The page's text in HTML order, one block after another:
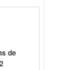
de